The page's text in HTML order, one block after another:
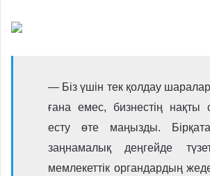
— Біз үшін тек қолдау
ғана емес, бизнестің нақты
есту өте маңызды.
заңнамалық деңгейде
мемлекеттік органдардың